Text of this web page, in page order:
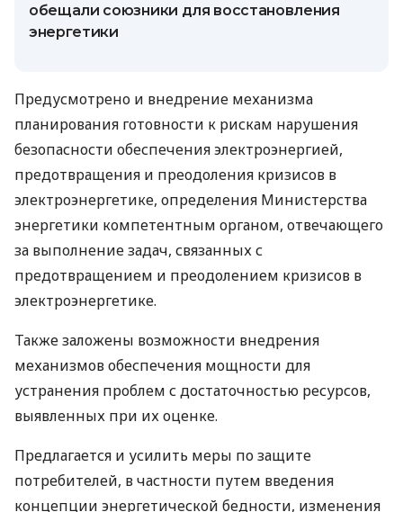
обещали союзники для восстановления
энергетики
Предусмотрено и внедрение механизма
планирования готовности к рискам нарушения
безопасности обеспечения электроэнергией,
предотвращения и преодоления кризисов в
электроэнергетике, определения Министерства
энергетики компетентным органом, отвечающего
за выполнение задач, связанных с
предотвращением и преодолением кризисов в
электроэнергетике.
Также заложены возможности внедрения
механизмов обеспечения мощности для
устранения проблем с достаточностью ресурсов,
выявленных при их оценке.
Предлагается и усилить меры по защите
потребителей, в частности путем введения
концепции энергетической бедности, изменения